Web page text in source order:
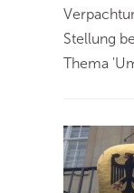
Stellung
Thema